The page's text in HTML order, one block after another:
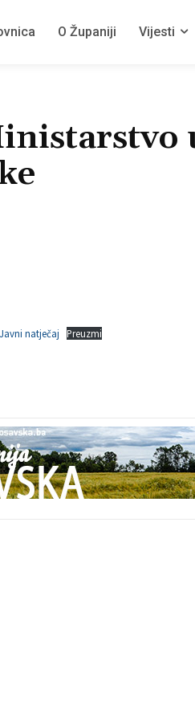
O Županiji Vijesti
Javni natječaj Preuzmi